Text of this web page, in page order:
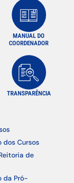
MANUAL DO
COORDENADOR
TRANSPARÊNCIA
dos Cursos
de
da Pró-